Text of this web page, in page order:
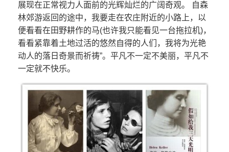
展现在正常视力人面前的光辉灿烂的广阔奇观。 自森
林郊游返回的途中，我要走在农庄附近的小路上，以
便看看在田野耕作的马(也许我只能看见一台拖拉机)，
看看紧靠着土地过活的悠然自得的人们，我将为光艳
动人的落日奇景而祈祷”。平凡不一定不美丽，平凡不
一定就不快乐。